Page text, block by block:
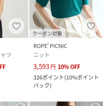
（本体） レーヨン 50% ナイ
タン 10% （シフォン） ポリ
レース部分） ポリエステル
10）：（本体） レーヨン
ポリウレタン 10% （シフォ
100% （レース部分） ポリエ
ックス（48）：（本体） レー
40% ポリウレタン 10% （シ
テル 100% （レース部分） ポ
ローズピンク（64）：（本
ツ
クーポン対象
ROPE' PICNIC
ニット
3,593円 10%OFF
326ポイント(10%ポイント
バック)